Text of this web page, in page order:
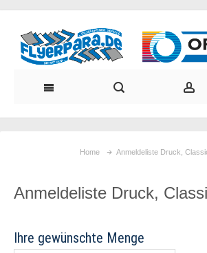
Home Anmeldeliste Druck,
Anmeldeliste Druck,